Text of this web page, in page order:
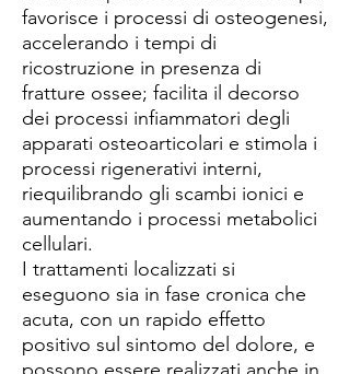
favorisce i processi di osteogenesi,
accelerando i tempi di
ricostruzione in presenza di
fratture ossee; facilita il decorso
dei processi infiammatori degli
apparati osteoarticolari e stimola i
processi rigenerativi interni,
riequilibrando gli scambi ionici e
aumentando i processi metabolici
cellulari.
I trattamenti localizzati si
eseguono sia in fase cronica che
acuta, con un rapido effetto
positivo sul sintomo del dolore, e